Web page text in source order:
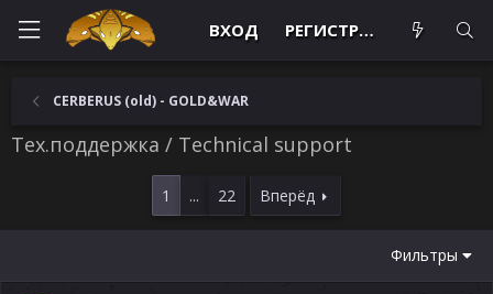
ВХОД РЕГИСТРАЦИЯ
CERBERUS (old) - GOLD&WAR
Тех.поддержка / Technical support
1 ... 22 Вперёд
Фильтры